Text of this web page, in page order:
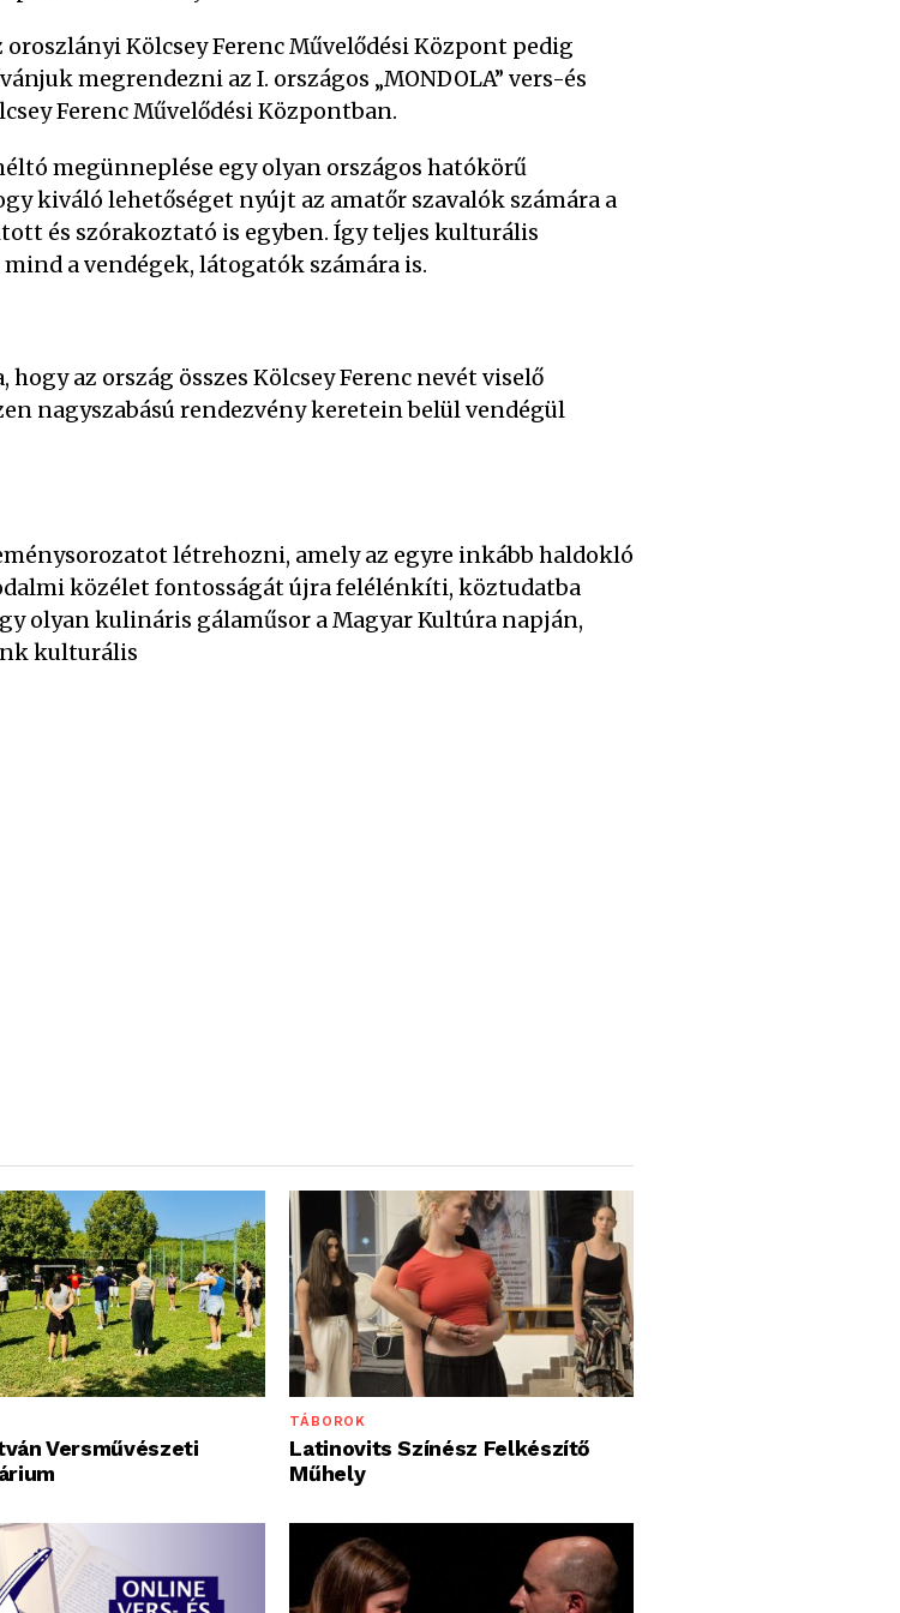
Kölcsey Ferenc Művelődési Központ pedig
megrendezni az I. országos „MONDOLA” vers-és
Ferenc Művelődési Központban.
megünneplése egy olyan országos hatókörű
kiváló lehetőséget nyújt az amatőr szavalók számára a
és szórakoztató is egyben. Így teljes kulturális
a vendégek, látogatók számára is.
az ország összes Kölcsey Ferenc nevét viselő
nagyszabású rendezvény keretein belül vendégül
létrehozni, amely az egyre inkább haldokló
közélet fontosságát újra felélénkíti, köztudatba
olyan kulináris gálaműsor a Magyar Kultúra napján,
kulturális
Versművészeti
TÁBOROK
Latinovits Színész Felkészítő
Műhely